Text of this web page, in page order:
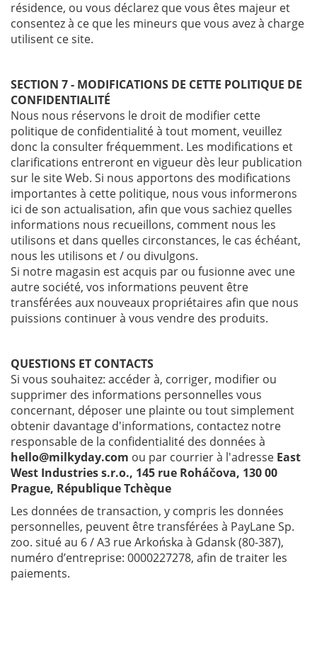
résidence, ou vous déclarez que vous êtes majeur et
consentez à ce que les mineurs que vous avez à charge
utilisent ce site.
SECTION 7 - MODIFICATIONS DE CETTE POLITIQUE DE
CONFIDENTIALITÉ
Nous nous réservons le droit de modifier cette
politique de confidentialité à tout moment, veuillez
donc la consulter fréquemment. Les modifications et
clarifications entreront en vigueur dès leur publication
sur le site Web. Si nous apportons des modifications
importantes à cette politique, nous vous informerons
ici de son actualisation, afin que vous sachiez quelles
informations nous recueillons, comment nous les
utilisons et dans quelles circonstances, le cas échéant,
nous les utilisons et / ou divulgons.
Si notre magasin est acquis par ou fusionne avec une
autre société, vos informations peuvent être
transférées aux nouveaux propriétaires afin que nous
puissions continuer à vous vendre des produits.
QUESTIONS ET CONTACTS
Si vous souhaitez: accéder à, corriger, modifier ou
supprimer des informations personnelles vous
concernant, déposer une plainte ou tout simplement
obtenir davantage d'informations, contactez notre
responsable de la confidentialité des données à
hello@milkyday.com ou par courrier à l'adresse East
West Industries s.r.o., 145 rue Roháčova, 130 00
Prague, République Tchèque
Les données de transaction, y compris les données
personnelles, peuvent être transférées à PayLane Sp.
zoo. situé au 6 / A3 rue Arkońska à Gdansk (80-387),
numéro d’entreprise: 0000227278, afin de traiter les
paiements.